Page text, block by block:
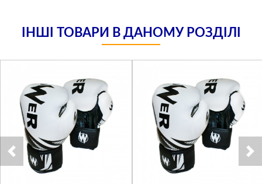
ІНШІ ТОВАРИ В ДАНОМУ РОЗДІЛІ